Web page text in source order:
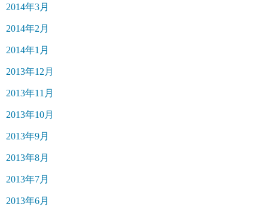
2014年3月
2014年2月
2014年1月
2013年12月
2013年11月
2013年10月
2013年9月
2013年8月
2013年7月
2013年6月